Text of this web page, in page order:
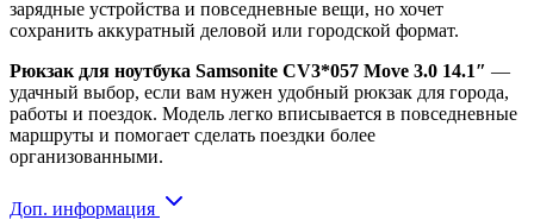
зарядные устройства и повседневные вещи, но хочет
сохранить аккуратный деловой или городской формат.
Рюкзак для ноутбука Samsonite CV3*057 Move 3.0 14.1″ —
удачный выбор, если вам нужен удобный рюкзак для города,
работы и поездок. Модель легко вписывается в повседневные
маршруты и помогает сделать поездки более
организованными.
Доп. информация